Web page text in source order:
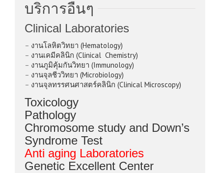
บริการอื่นๆ
Clinical Laboratories
– งานโลหิตวิทยา (Hematology)
– งานเคมีคลินิก (Clinical Chemistry)
– งานภูมิคุ้มกันวิทยา (Immunology)
– งานจุลชีววิทยา (Microbiology)
– งานจุลทรรศนศาสตร์คลินิก (Clinical Microscopy)
Toxicology
Pathology
Chromosome study and Down’s
Syndrome Test
Anti aging Laboratories
Genetic Excellent Center